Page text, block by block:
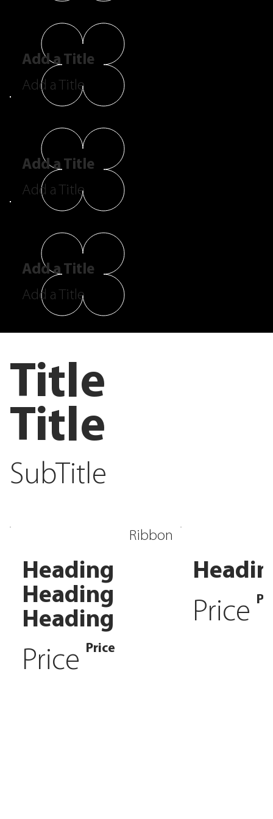
Add a Title
Add a Title
Add a Title
Add a Title
Add a Title
Add a Title
Title
Title
SubTitle
Ribbon
Heading
Heading
Heading
Price Price
Price